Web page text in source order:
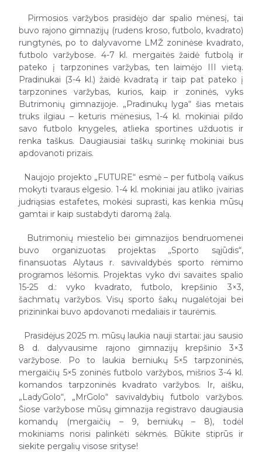
Pirmosios varžybos prasidėjo dar spalio mėnesį, tai
buvo rajono gimnazijų (rudens kroso, futbolo, kvadrato)
rungtynės, po to dalyvavome LMŽ zoninėse kvadrato,
futbolo varžybose. 4-7 kl. mergaitės žaidė futbolą ir
pateko į tarpzonines varžybas, ten laimėjo III vietą.
Pradinukai (3-4 kl.) žaidė kvadratą ir taip pat pateko į
tarpzonines varžybas, kurios, kaip ir zoninės, vyks
Butrimonių gimnazijoje. „Pradinukų lyga“ šias metais
truks ilgiau – keturis mėnesius, 1-4 kl. mokiniai pildo
savo futbolo knygeles, atlieka sportines užduotis ir
renka taškus. Daugiausiai taškų surinkę mokiniai bus
apdovanoti prizais.
Naujojo projekto „FUTURE“ esmė – per futbolą vaikus
mokyti tvaraus elgesio. 1-4 kl. mokiniai jau atliko įvairias
judriąsias estafetes, mokėsi suprasti, kas kenkia mūsų
gamtai ir kaip sustabdyti daromą žalą.
Butrimonių miestelio bei gimnazijos bendruomenei
buvo organizuotas projektas „Sporto sąjūdis“,
finansuotas Alytaus r. savivaldybės sporto rėmimo
programos lėšomis. Projektas vyko dvi savaites spalio
15-25 d.: vyko kvadrato, futbolo, krepšinio 3×3,
šachmatų varžybos. Visų sporto šakų nugalėtojai bei
prizininkai buvo apdovanoti medaliais ir taurėmis.
Prasidėjus 2025 m. mūsų laukia nauji startai: jau sausio
8 d. dalyvausime rajono gimnazijų krepšinio 3×3
varžybose. Po to laukia berniukų 5×5 tarpzoninės,
mergaičių 5×5 zoninės futbolo varžybos, mišrios 3-4 kl.
komandos tarpzoninės kvadrato varžybos. Ir, aišku,
„LadyGolo“, „MrGolo“ savivaldybių futbolo varžybos.
Šiose varžybose mūsų gimnazija registravo daugiausia
komandų (mergaičių – 9, berniukų – 8), todėl
mokiniams norisi palinkėti sėkmės. Būkite stiprūs ir
siekite pergalių visose srityse!